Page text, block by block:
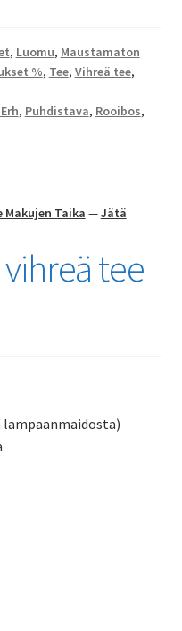
, Luomu, Maustamaton
%, Tee, Vihreä tee,
, Puhdistava, Rooibos,
Makujen Taika —Jätä
tee